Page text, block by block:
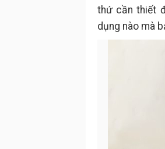
thứ cần thiết
dụng nào mà